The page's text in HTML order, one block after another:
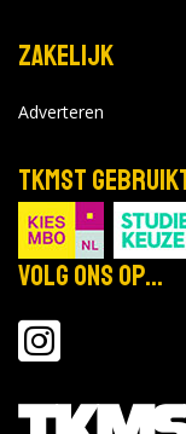
Zakelijk
Adverteren
TKMST
Volg ons op...